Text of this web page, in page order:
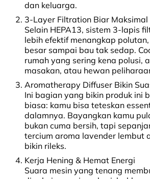
dan keluarga.
3-Layer Filtration Biar Maksimal
Selain HEPA13, sistem 3-lapis
lebih efektif menangkap
besar sampai bau tak sedap.
rumah yang sering kena polusi,
masakan, atau hewan
Aromatherapy Diffuser Bikin
Ini bagian yang bikin produk ini
biasa: kamu bisa teteskan
dalamnya. Bayangkan kamu
bukan cuma bersih, tapi
tercium aroma lavender lembut
bikin rileks.
Kerja Hening & Hemat Energi
Suara mesin yang tenang